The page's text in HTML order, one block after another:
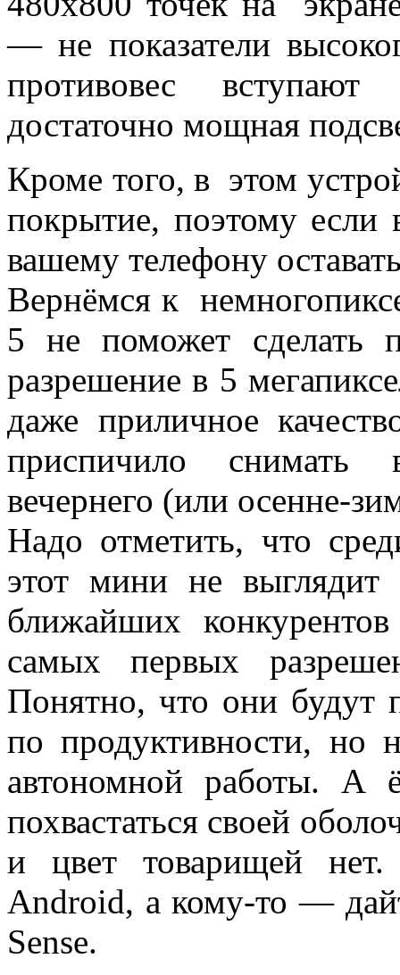
— не показатели
противовес
достаточно мощная
Кроме того, в этом
покрытие, поэтому если
вашему телефону
Вернёмся к
5 не поможет сделать
разрешение в 5
даже приличное
приспичило снимать
вечернего (или осенне-
Надо отметить, что
этот мини не
ближайших
самых первых
Понятно, что они будут
по продуктивности, но
автономной работы.
похвастаться своей
и цвет товарищей
Android, а кому-то —
Sense.